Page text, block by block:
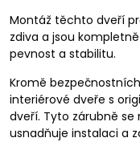
Montáž těchto dveří
zdiva a jsou
pevnost a stabilitu.
Kromě
interiérové dveře s
dveří. Tyto zárubně
usnadňuje instalaci a